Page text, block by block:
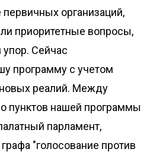
первичных организаций,
приоритетные вопросы,
Сейчас
программу с учетом
реалий. Между
пунктов нашей программы
парламент,
"голосование против